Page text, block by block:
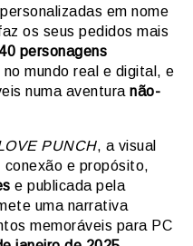
em nome
os seus pedidos mais
40 personagens
mundo real e digital, e
numa aventura não-
PUNCH, a visual
conexão e propósito,
e publicada pela
uma narrativa
memoráveis para PC